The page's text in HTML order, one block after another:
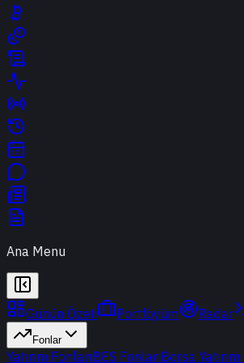
Ana Menu
Günün Özeti Portföyüm Radar
Fonlar
Yatırım FonlarıBES FonlarıBorsa